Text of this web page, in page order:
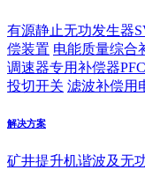
有源静止无功发生器
偿装置 电能质量综合
调速器专用补偿器PFC
投切开关 滤波补偿用
解决方案
矿井提升机谐波及无